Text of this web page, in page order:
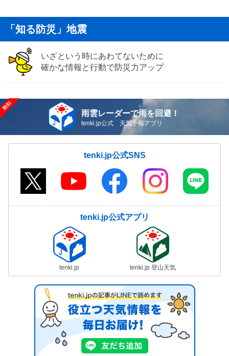
「知る防災」地震
いざという時にあわてないために
確かな情報と行動で防災力アップ
雨雲レーダーで雨を回避！
tenki.jp公式 天気予報アプリ
tenki.jp公式SNS
tenki.jp公式アプリ
tenki.jp tenki.jp 登山天気